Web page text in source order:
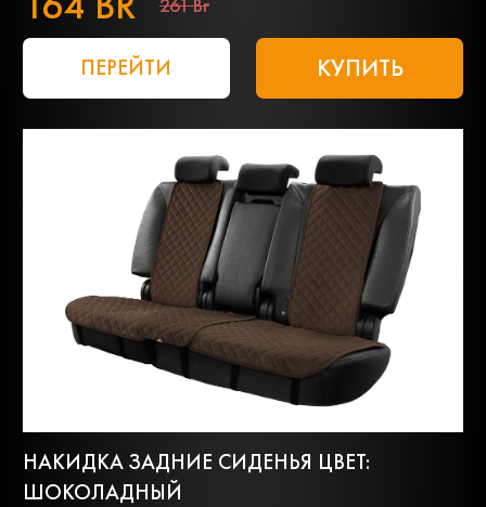
261 Br
ПЕРЕЙТИ КУПИТЬ
НАКИДКА ЗАДНИЕ СИДЕНЬЯ ЦВЕТ:
ШОКОЛАДНЫЙ